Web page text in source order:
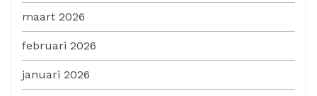
maart 2026
februari 2026
januari 2026